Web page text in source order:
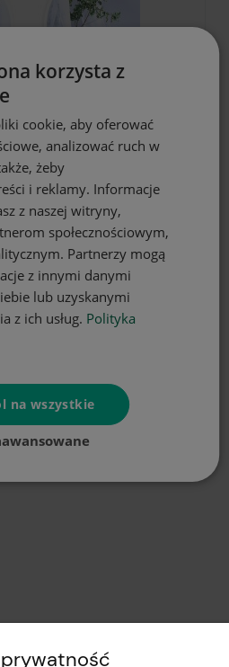
woal 300x150
47,97 zł
DO KOSZYKA
korzysta z
cookie, aby oferować
analizować ruch w
żeby
i reklamy. Informacje
z naszej witryny,
społecznościowym,
Partnerzy mogą
z innymi danymi
lub uzyskanymi
z ich usług. Polityka
na wszystkie